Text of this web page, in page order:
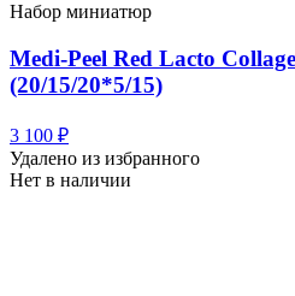
Набор миниатюр
Medi-Peel Red Lacto
(20/15/20*5/15)
3 100 ₽
Удалено из избранного
Нет в наличии